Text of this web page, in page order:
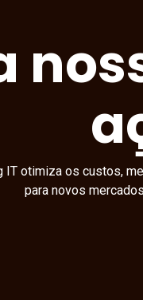
otimiza os custos,
para novos